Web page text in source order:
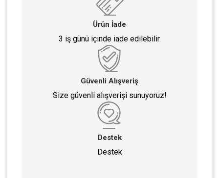
Ürün İade
3 iş günü içinde iade edilebilir.
Güvenli Alışveriş
Size güvenli alışverişi sunuyoruz!
Destek
Destek